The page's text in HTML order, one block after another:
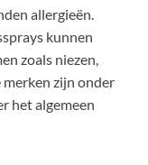
allergieën.
kunnen
zoals niezen,
merken zijn onder
het algemeen